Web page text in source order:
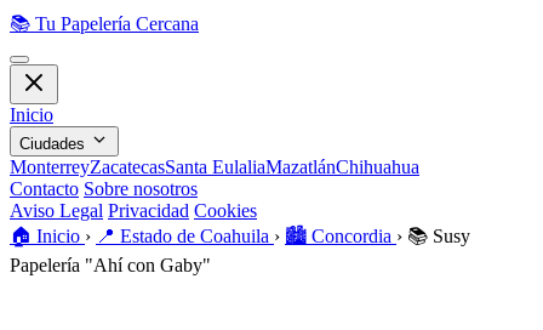
📚 Tu Papelería Cercana
Inicio
Ciudades
MonterreyZacatecasSanta EulaliaMazatlánChihuahua
Contacto Sobre nosotros
Aviso Legal Privacidad Cookies
🏠️ Inicio › 📍 Estado de Coahuila › 🏙️ Concordia › 📚 Susy
Papelería "Ahí con Gaby"